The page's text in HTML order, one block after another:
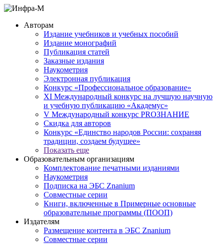
Авторам
Издание учебников и учебных пособий
Издание монографий
Публикация статей
Заказные издания
Наукометрия
Электронная публикация
Конкурс «Профессиональное образование»
XI Международный конкурс на лучшую научную
и учебную публикацию «Академус»
V Международный конкурс PROЗНАНИЕ
Скидка для авторов
Конкурс «Единство народов России: сохраняя
традиции, создаем будущее»
Показать еще
Образовательным организациям
Комплектование печатными изданиями
Наукометрия
Подписка на ЭБС Znanium
Совместные серии
Книги, включенные в Примерные основные
образовательные программы (ПООП)
Издателям
Размещение контента в ЭБС Znanium
Совместные серии